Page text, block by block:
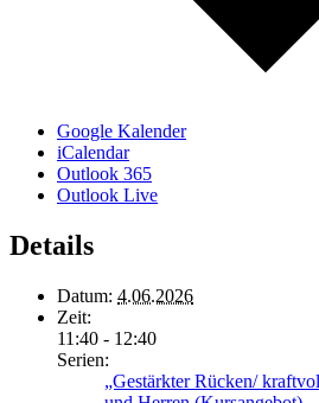
Google Kalender
iCalendar
Outlook 365
Outlook Live
Details
Datum: 4.06.2026
Zeit:
11:40 - 12:40
Serien:
„Gestärkter Rücken/